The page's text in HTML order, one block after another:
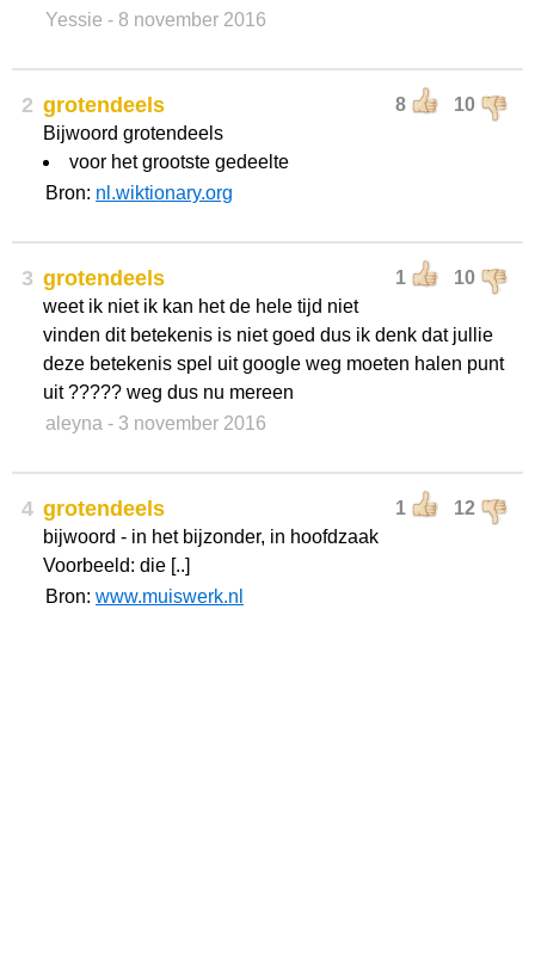
Yessie - 8 november 2016
2 8 10
grotendeels
Bijwoord grotendeels
voor het grootste gedeelte
Bron: nl.wiktionary.org
3 1 10
grotendeels
weet ik niet ik kan het de hele tijd niet
vinden dit betekenis is niet goed dus ik denk dat jullie
deze betekenis spel uit google weg moeten halen punt
uit ????? weg dus nu mereen
aleyna - 3 november 2016
4 1 12
grotendeels
bijwoord - in het bijzonder, in hoofdzaak
Voorbeeld: die [..]
Bron: www.muiswerk.nl